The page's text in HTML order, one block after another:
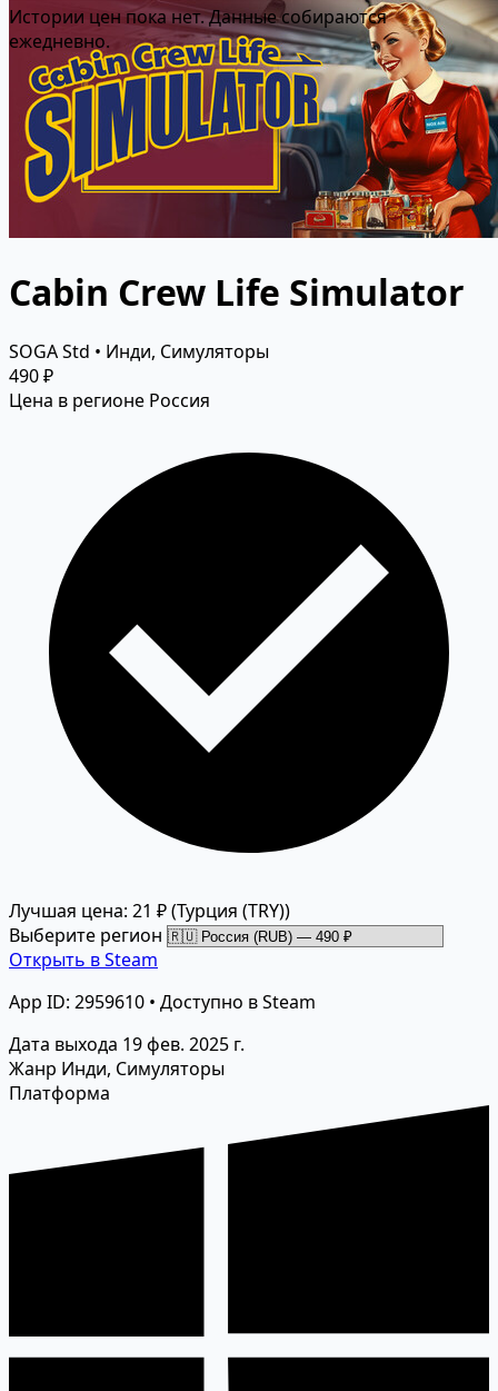
Истории цен пока нет. Данные собираются
ежедневно.
Cabin Crew Life Simulator
SOGA Std • Инди, Симуляторы
490 ₽
Цена в регионе Россия
Лучшая цена: 21 ₽(Турция (TRY))
Выберите регион
Открыть в Steam
App ID: 2959610 • Доступно в Steam
Дата выхода 19 фев. 2025 г.
Жанр Инди, Симуляторы
Платформа